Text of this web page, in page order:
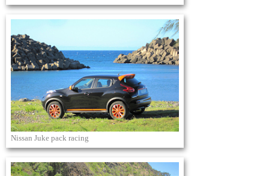
Nissan Juke pack racing